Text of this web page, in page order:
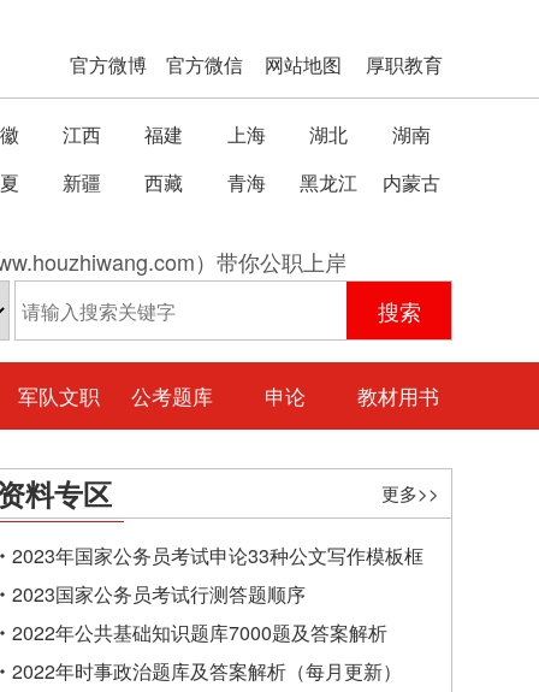
官方微博 官方微信 网站地图 厚职教育
江西 福建 上海 湖北
湖南
新疆 西藏 青海 黑龙江 内蒙古
）带你公职上岸
军队文职 公考题库 申论 教材用书
料专区 更多>>
2023年国家公务员考试申论33种公文写作模板框
架
2023国家公务员考试行测答题顺序
2022年公共基础知识题库7000题及答案解析
2022年时事政治题库及答案解析（每月更新）